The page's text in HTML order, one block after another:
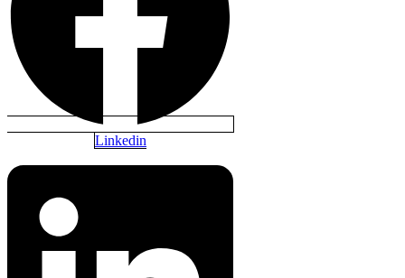
Linkedin